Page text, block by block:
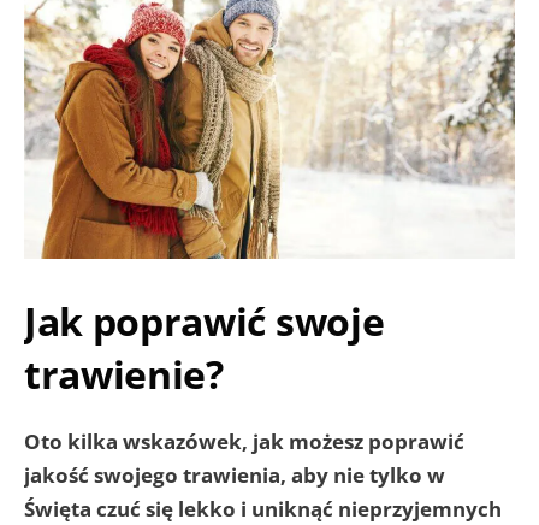
Jak poprawić swoje
trawienie?
Oto kilka wskazówek, jak możesz poprawić
jakość swojego trawienia, aby nie tylko w
Święta czuć się lekko i uniknąć nieprzyjemnych